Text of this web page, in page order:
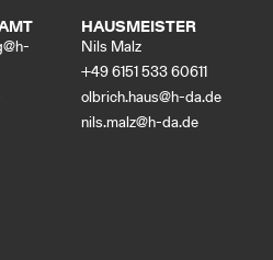
HAUSMEISTER
Nils Malz
+49 6151 533 60611
olbrich.haus@h-da.de
nils.malz@h-da.de